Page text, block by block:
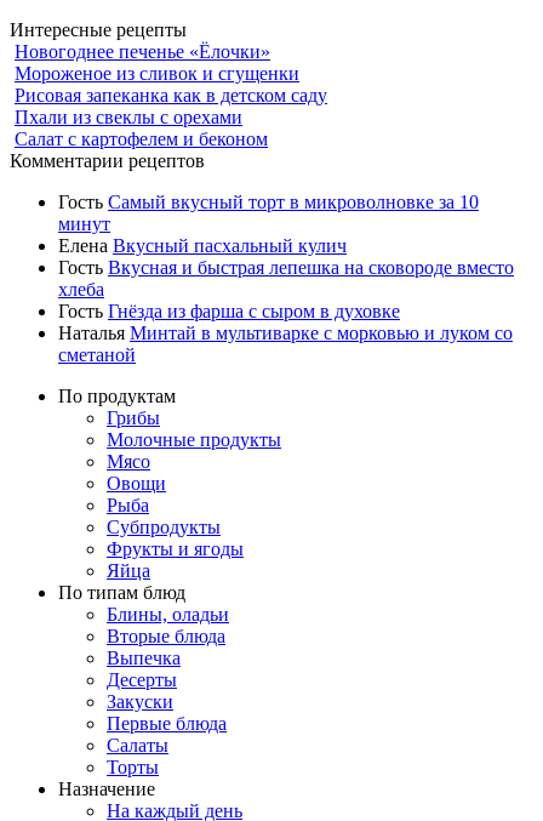
Интересные рецепты
Новогоднее печенье «Ёлочки»
Мороженое из сливок и сгущенки
Рисовая запеканка как в детском саду
Пхали из свеклы с орехами
Салат с картофелем и беконом
Комментарии рецептов
Гость Самый вкусный торт в микроволновке за 10
минут
Елена Вкусный пасхальный кулич
Гость Вкусная и быстрая лепешка на сковороде вместо
хлеба
Гость Гнёзда из фарша с сыром в духовке
Наталья Минтай в мультиварке с морковью и луком со
сметаной
По продуктам
Грибы
Молочные продукты
Мясо
Овощи
Рыба
Субпродукты
Фрукты и ягоды
Яйца
По типам блюд
Блины, оладьи
Вторые блюда
Выпечка
Десерты
Закуски
Первые блюда
Салаты
Торты
Назначение
На каждый день